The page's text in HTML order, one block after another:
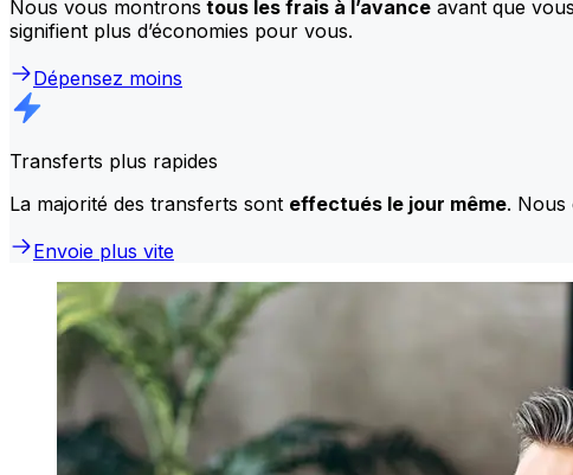
Nous vous montrons tous les frais à l’avance avant que
signifient plus d’économies pour vous.
Dépensez moins
Transferts plus rapides
La majorité des transferts sont effectués le jour même. Nous
Envoie plus vite